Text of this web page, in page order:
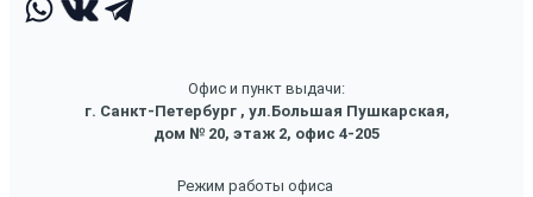
Офис и пункт выдачи:
г. Санкт-Петербург , ул.Большая Пушкарская,
дом № 20, этаж 2, офис 4-205
Режим работы офиса